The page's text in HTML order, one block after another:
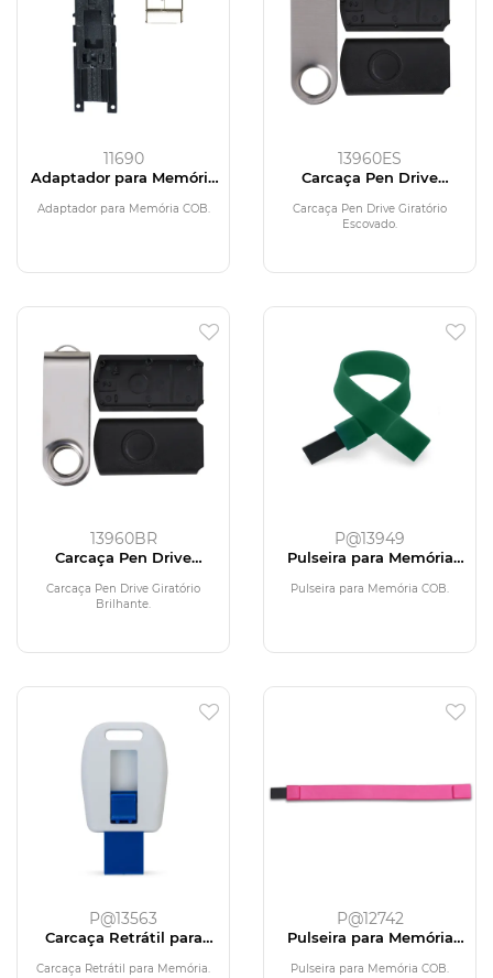
11690
Adaptador para Memória
Adaptador para Memória COB.
13960ES
Carcaça Pen Drive
Giratório Escovado
Carcaça Pen Drive Giratório
Escovado.
13960BR
Carcaça Pen Drive
Giratório Brilhante
Carcaça Pen Drive Giratório
Brilhante.
P@13949
Pulseira para Memória
Pulseira para Memória COB.
P@13563
Carcaça Retrátil para
Memória
Carcaça Retrátil para Memória.
P@12742
Pulseira para Memória
Pulseira para Memória COB.